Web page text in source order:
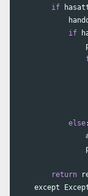
if
if
else:
return
except